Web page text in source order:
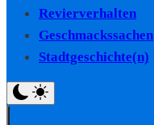
Revierverhalten
Geschmackssachen
Stadtgeschichte(n)